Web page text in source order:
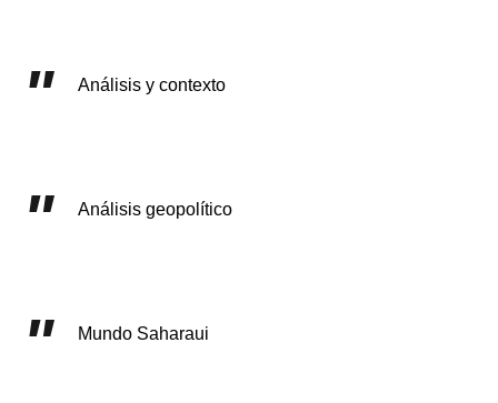
Análisis y contexto
Análisis geopolítico
Mundo Saharaui